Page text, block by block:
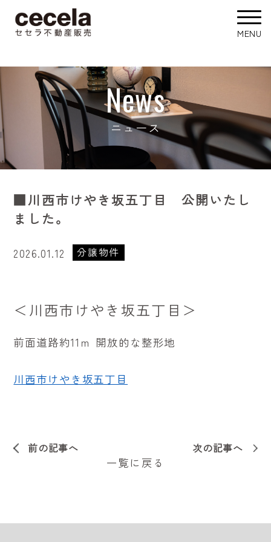
News
ニュース
■川西市けやき坂五丁目 公開いたし
ました。
2026.01.12 分譲物件
＜川西市けやき坂五丁目＞
前面道路約11ｍ 開放的な整形地
川西市けやき坂五丁目
前の記事へ 次の記事へ
一覧に戻る